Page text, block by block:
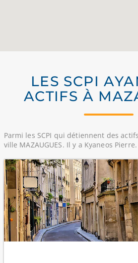
LES SCPI
ACTIFS À
Parmi les SCPI qui détiennent des
ville MAZAUGUES. Il y a Kyaneos Pierre.